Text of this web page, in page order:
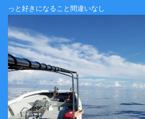
っと好きになること間違いなし